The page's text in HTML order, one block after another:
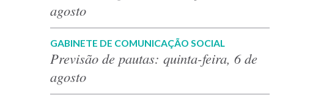
agosto
GABINETE DE COMUNICAÇÃO SOCIAL
Previsão de pautas: quinta-feira, 6 de
agosto